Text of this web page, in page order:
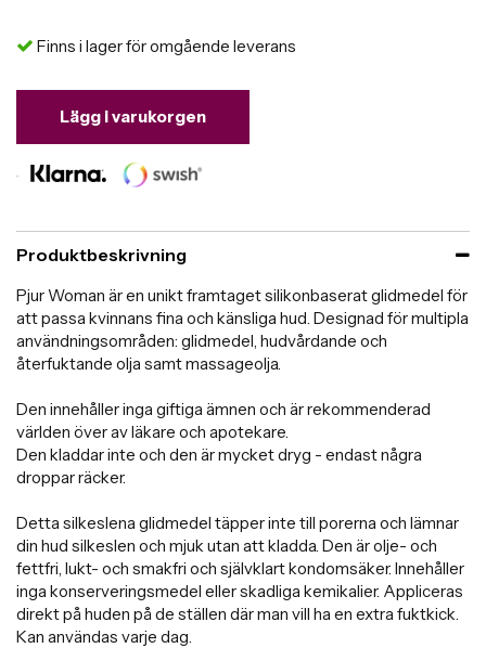
Finns i lager för omgående leverans
Lägg i varukorgen
Produktbeskrivning
Pjur Woman är en unikt framtaget silikonbaserat glidmedel för
att passa kvinnans fina och känsliga hud. Designad för multipla
användningsområden: glidmedel, hudvårdande och
återfuktande olja samt massageolja.
Den innehåller inga giftiga ämnen och är rekommenderad
världen över av läkare och apotekare.
Den kladdar inte och den är mycket dryg - endast några
droppar räcker.
Detta silkeslena glidmedel täpper inte till porerna och lämnar
din hud silkeslen och mjuk utan att kladda. Den är olje- och
fettfri, lukt- och smakfri och självklart kondomsäker. Innehåller
inga konserveringsmedel eller skadliga kemikalier. Appliceras
direkt på huden på de ställen där man vill ha en extra fuktkick.
Kan användas varje dag.